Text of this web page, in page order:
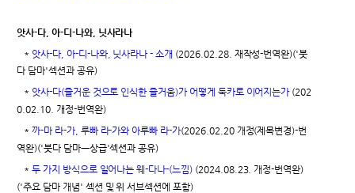
앗사-다, 아-디-나와, 닛사라나
* 앗사-다, 아-디-나와, 닛사라나 - 소개 (2026.02.28. 재작성-번역완)('붓
다 담마'섹션과 공유)
* 앗사-다(즐거운 것으로 인식한 즐거움)가 어떻게 둑카로 이어지는가 (202
0.02.10. 개정-번역완)
*까-마 라-가, 루빠 라-가와 아루빠 라-가(2026.02.20 개정(제목변경)-번
역완)('붓다 담마ㅡ상급'섹션과 공유)
* 두 가지 방식으로 일어나는 웨-다나-(느낌) (2024.08.23. 개정-번역완)
('주요 담마 개념' 섹션 및 위 서브섹션에 포함)